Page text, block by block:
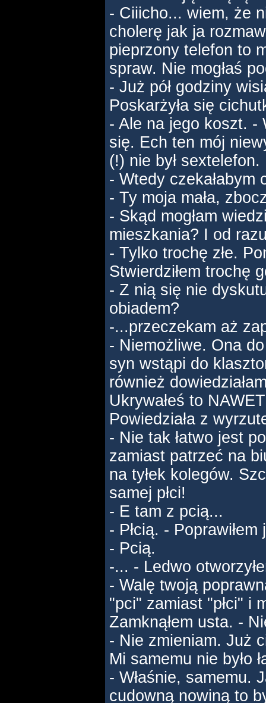
- Ciiicho... wiem, że
cholerę jak ja
pieprzony telefon to
spraw. Nie mogłaś
- Już pół godziny
Poskarżyła się
- Ale na jego koszt. -
się. Ech ten mój
(!) nie był sextelefon.
- Wtedy czekałabym
- Ty moja mała,
- Skąd mogłam
mieszkania? I od
- Tylko trochę złe.
Stwierdziłem trochę
- Z nią się nie
obiadem?
-...przeczekam aż
- Niemożliwe. Ona
syn wstąpi do
również
Ukrywałeś to
Powiedziała z
- Nie tak łatwo jest
zamiast patrzeć na
na tyłek kolegów.
samej płci!
- E tam z pcią...
- Płcią. -
- Pcią.
-... - Ledwo
- Walę twoją
"pci" zamiast "płci" i
Zamknąłem usta. -
- Nie zmieniam. Już
Mi samemu nie było
- Właśnie, samemu.
cudowną nowiną to